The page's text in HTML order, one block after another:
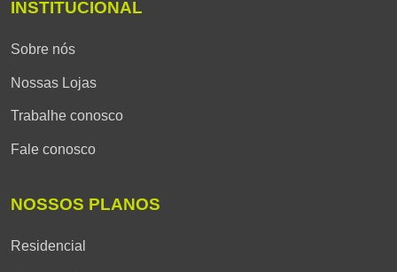
INSTITUCIONAL
Sobre nós
Nossas Lojas
Trabalhe conosco
Fale conosco
NOSSOS PLANOS
Residencial